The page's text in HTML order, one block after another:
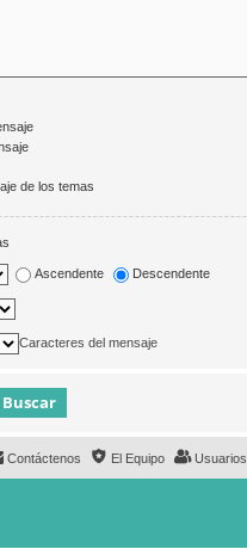
de los temas
Ascendente Descendente
Caracteres del mensaje
Usuarios
El Equipo
Contáctenos